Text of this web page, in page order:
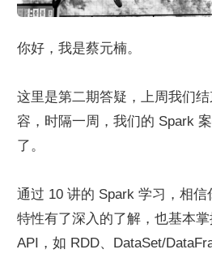
你好，我是蔡元楠。
这里是第二期答疑，上周我们
容，时隔一周，我们的 Spark
了。
通过 10 讲的 Spark 学习，相
特性有了深入的了解，也基本
API，如 RDD、DataSet/